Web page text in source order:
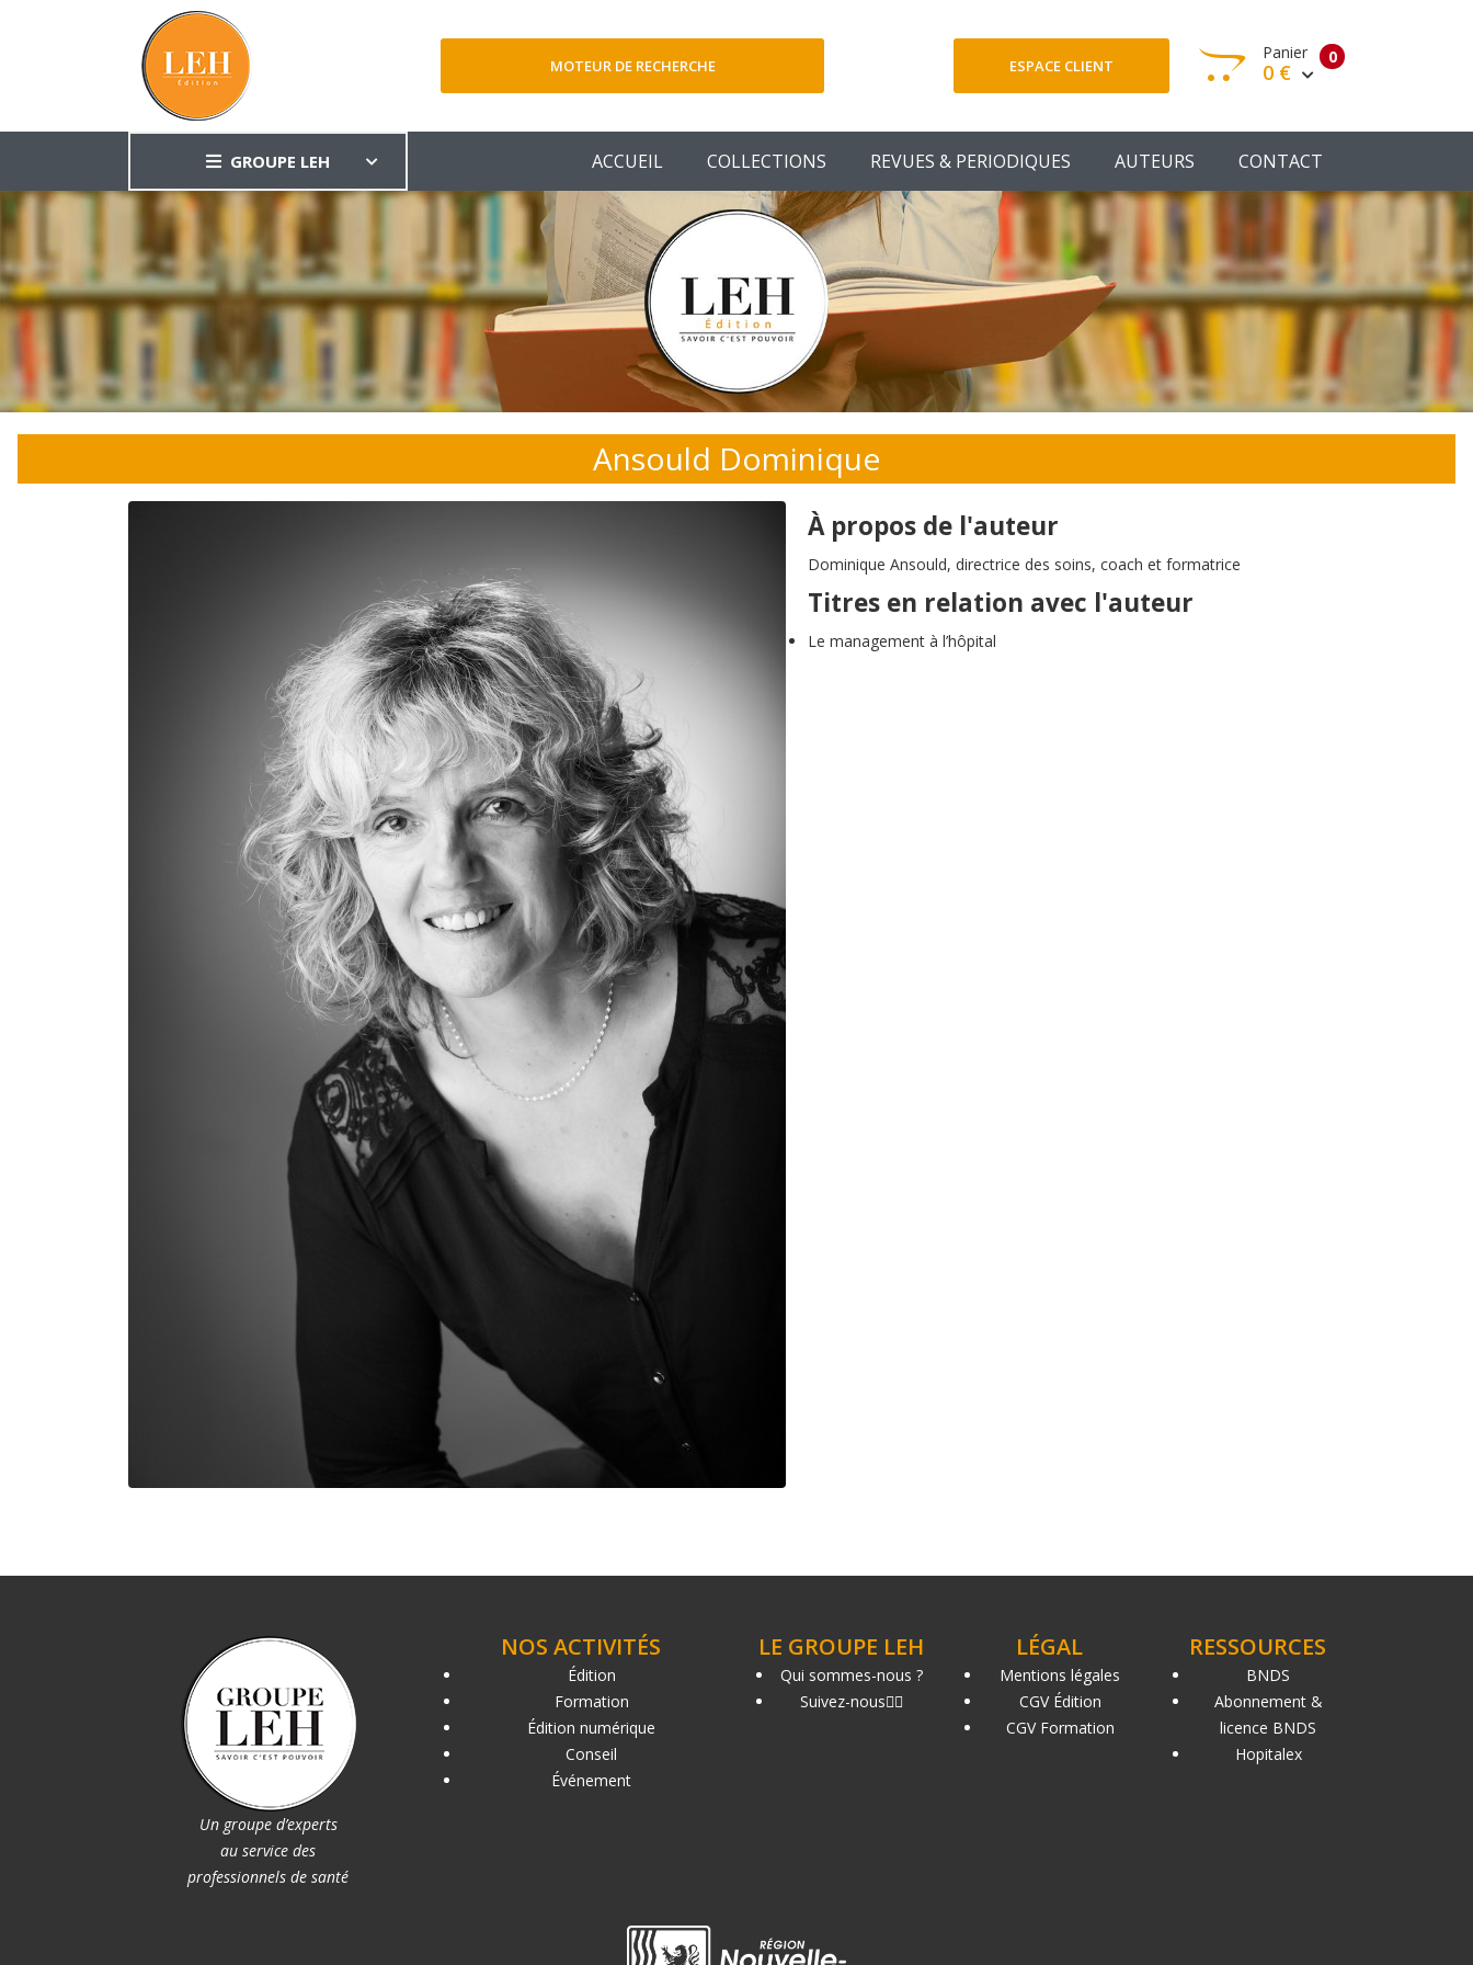
MOTEUR DE RECHERCHE ESPACE CLIENT 0
Panier
0 €
Votre panier est vide
Votre Panier
GROUPE LEH ACCUEIL COLLECTIONS REVUES & PERIODIQUES AUTEURS CONTACT
Ansould Dominique
À propos de l'auteur
Dominique Ansould, directrice des soins, coach et formatrice
Titres en relation avec l'auteur
Le management à l’hôpital
Un groupe d’experts
au service des
professionnels de santé
NOS ACTIVITÉS
Édition
Formation
Édition numérique
Conseil
Événement
LE GROUPE LEH
Qui sommes-nous ?
Suivez-nous
LÉGAL
Mentions légales
CGV Édition
CGV Formation
RESSOURCES
BNDS
Abonnement &
licence BNDS
Hopitalex